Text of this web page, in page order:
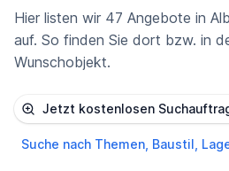
Hier listen wir 47 Angebote in
auf. So finden Sie dort bzw. in
Wunschobjekt.
Jetzt kostenlosen
Suche nach Themen, Baustil,